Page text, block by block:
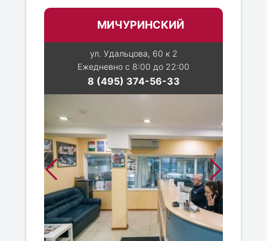
МИЧУРИНСКИЙ
ул. Удальцова, 60 к 2
Ежедневно с 8:00 до 22:00
8 (495) 374-56-33